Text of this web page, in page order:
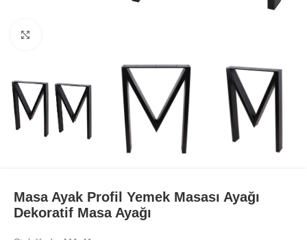
Masa Ayak Profil Yemek Masası Ayağı
Dekoratif Masa Ayağı